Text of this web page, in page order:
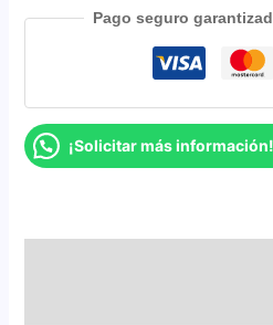
Pago seguro
¡Solicitar más información!